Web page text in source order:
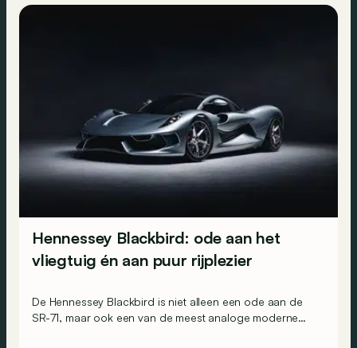
Hennessey Blackbird: ode aan het
vliegtuig én aan puur rijplezier
De Hennessey Blackbird is niet alleen een ode aan de
SR-71, maar ook een van de meest analoge moderne